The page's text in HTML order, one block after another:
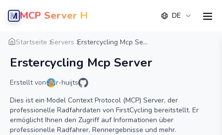
MCP Server Hub DE
Startseite Servers Erstercycling Mcp Se...
Erstercycling Mcp Server
Erstellt von
r-huijts
Dies ist ein Model Context Protocol (MCP) Server, der
professionelle Radfahrdaten von FirstCycling bereitstellt. Er
ermöglicht Ihnen den Zugriff auf Informationen über
professionelle Radfahrer, Rennergebnisse und mehr.
Übersicht Detail Alternative